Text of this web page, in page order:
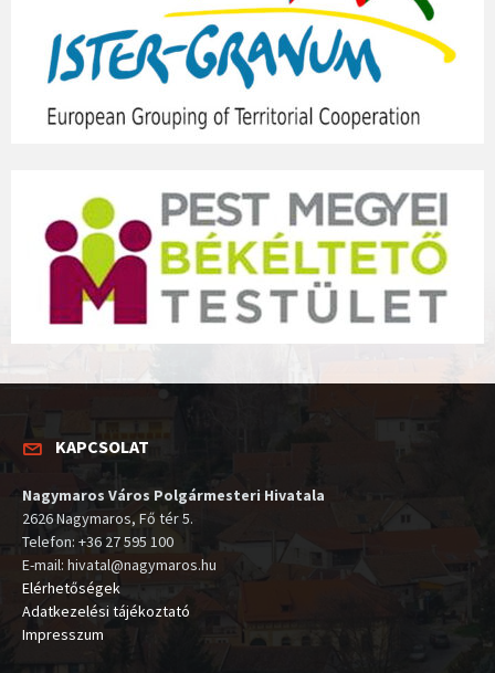
KAPCSOLAT
Nagymaros Város Polgármesteri Hivatala
2626 Nagymaros, Fő tér 5.
Telefon: +36 27 595 100
E-mail: hivatal@nagymaros.hu
Elérhetőségek
Adatkezelési tájékoztató
Impresszum